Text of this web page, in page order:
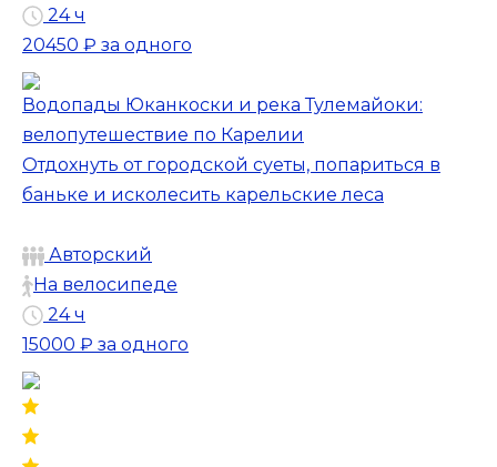
24 ч
20450 ₽ за одного
Водопады Юканкоски и река Тулемайоки:
велопутешествие по Карелии
Отдохнуть от городской суеты, попариться в
баньке и исколесить карельские леса
Авторский
На велосипеде
24 ч
15000 ₽ за одного